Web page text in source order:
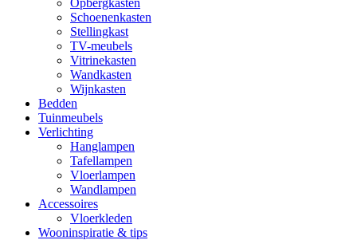
Opbergkasten
Schoenenkasten
Stellingkast
TV-meubels
Vitrinekasten
Wandkasten
Wijnkasten
Bedden
Tuinmeubels
Verlichting
Hanglampen
Tafellampen
Vloerlampen
Wandlampen
Accessoires
Vloerkleden
Wooninspiratie & tips